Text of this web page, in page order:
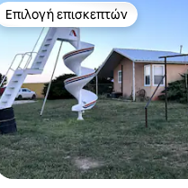
Επιλογή επισκεπτών
Επιλογή επισκεπτών